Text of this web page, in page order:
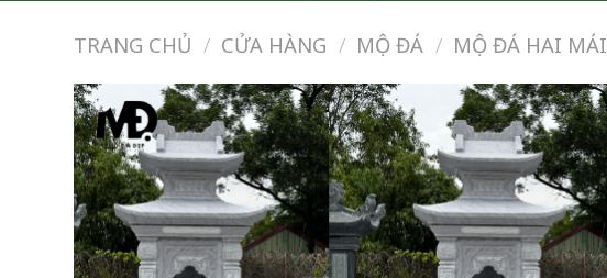
TRANG CHỦ / CỬA HÀNG / MỘ ĐÁ / MỘ ĐÁ HAI MÁI